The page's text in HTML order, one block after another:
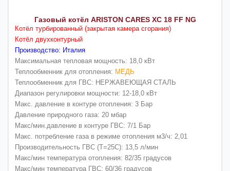
Газовый котёл ARISTON CARES XC 18 FF NG
Котёл турбированный (закрытая камера сгорания)
Котёл двухконтурный
Производство: Италия
Максимальная тепловая мощность: 18,0 кВт
Теплообменник для отопления: МЕДЬ
Теплообменник для ГВС: НЕРЖАВЕЮЩАЯ СТАЛЬ
Диапазон регулировки мощности: 12-18,0 кВт
Макс. давление в контуре отопления: 3 Бар
Давление природного газа: 20 мбар
Макс/мин.давление в контуре ГВС: 7/1 Бар
Макс. потребление газа в режиме отопления м3/ч: 2,01
Производительность ГВС (Т=25С): 13,5 л/мин
Макс/мин температура отопления: 82/35 градусов
Макс/мин температура ГВС: 60/36 градусов